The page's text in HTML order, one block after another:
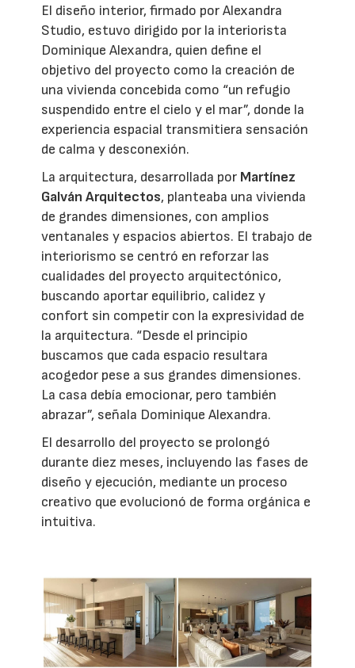
El diseño interior, firmado por Alexandra
Studio, estuvo dirigido por la interiorista
Dominique Alexandra, quien define el
objetivo del proyecto como la creación de
una vivienda concebida como “un refugio
suspendido entre el cielo y el mar”, donde la
experiencia espacial transmitiera sensación
de calma y desconexión.
La arquitectura, desarrollada por Martínez
Galván Arquitectos, planteaba una vivienda
de grandes dimensiones, con amplios
ventanales y espacios abiertos. El trabajo de
interiorismo se centró en reforzar las
cualidades del proyecto arquitectónico,
buscando aportar equilibrio, calidez y
confort sin competir con la expresividad de
la arquitectura. “Desde el principio
buscamos que cada espacio resultara
acogedor pese a sus grandes dimensiones.
La casa debía emocionar, pero también
abrazar”, señala Dominique Alexandra.
El desarrollo del proyecto se prolongó
durante diez meses, incluyendo las fases de
diseño y ejecución, mediante un proceso
creativo que evolucionó de forma orgánica e
intuitiva.